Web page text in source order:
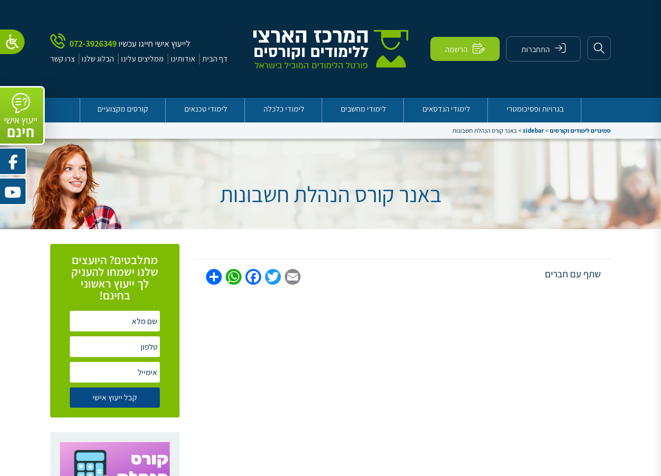
התחברות הרשמה
לייעוץ אישי חייגו עכשיו 072-3926349
דף הבית אודותינו ממליצים עלינו הבלוג שלנו צרו קשר
בגרויות ופסיכומטרי לימודי הנדסאים לימודי מחשבים לימודי כלכלה לימודי טכנאים קורסים מקצועיים
סמינרים לימודים וקורסים>
sidebar
>באנר קורס הנהלת חשבונות
באנר קורס הנהלת חשבונות
שתף עם חברים Email
Twitter
Facebook
WhatsApp
מתלבטים? היועצים
שלנו ישמחו להעניק
לך ייעוץ ראשוני
בחינם!